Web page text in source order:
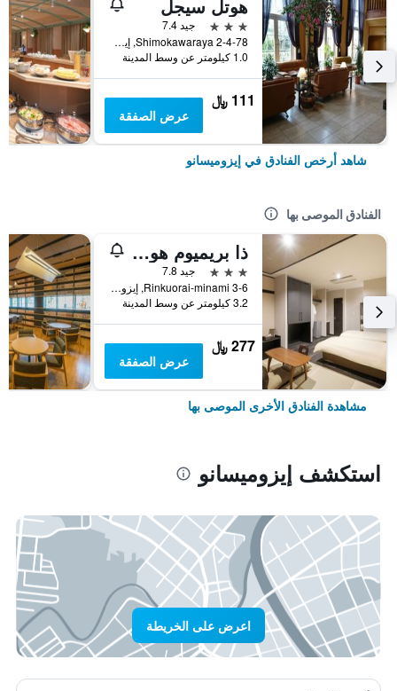
هوتل سيجل
3 نجوم
جيد 7.4
2-4-78 Shimokawaraya, إيزوميسانو, اليابان
1.0 كيلومتر عن وسط المدينة
111 ﷼
عرض الصفقة
شاهد أرخص الفنادق في إيزوميسانو
الفنادق الموصى بها
ذا بريميوم هوتل إن رينكو
3 نجوم
جيد 7.8
Rinkuorai-minami 3-6, إيزوميسانو, اليابان
3.2 كيلومتر عن وسط المدينة
277 ﷼
عرض الصفقة
مشاهدة الفنادق الأخرى الموصى بها
استكشف إيزوميسانو
اعرض على الخريطة